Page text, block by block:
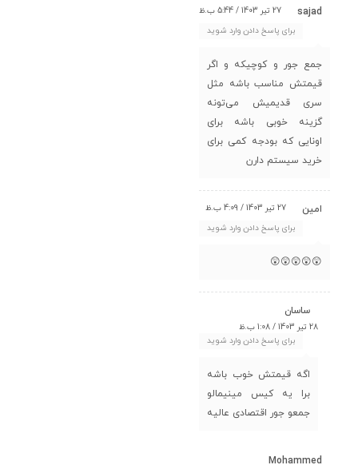
sajad
27 تیر 1403 / 5:44 ب.ظ
برای پاسخ دادن وارد شوید
جمع جور و کوچیکه و اگر
قیمتش مناسب باشه مثل
سری قدیمیش می‌تونه
گزینه خوبی باشه برای
اونایی که بودجه کمی برای
خرید سیستم دارن
امین
27 تیر 1403 / 4:09 ب.ظ
برای پاسخ دادن وارد شوید
😲😲😲😲😲
ساسان
28 تیر 1403 / 1:08 ب.ظ
برای پاسخ دادن وارد شوید
اگه قیمتش خوب باشه
برا یه کیس مینیمالو
جمعو جور اقتصادی عالیه
Mohammed